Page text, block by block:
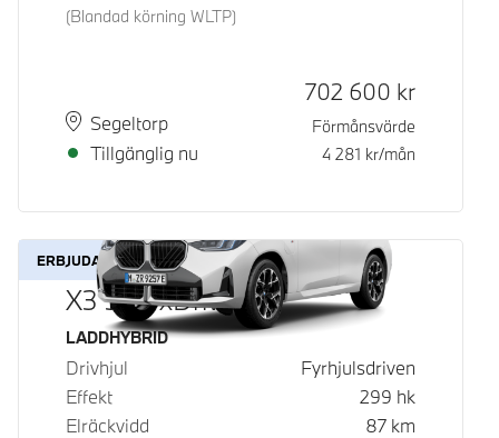
(Blandad körning WLTP)
PlatsSegeltorp
Leveranstid
Tillgänglig nu
Kontantpris
702 600 kr
Förmånsvärde
4 281 kr/mån
ERBJUDANDE
X3 30e xDrive
Bränsle
LADDHYBRID
Drivhjul
Fyrhjulsdriven
Effekt
299 hk
Elräckvidd
87 km